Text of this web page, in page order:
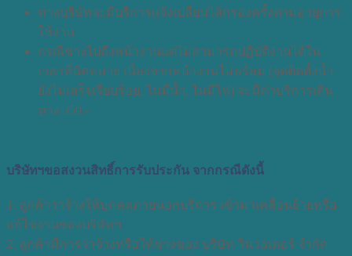
ทางบริษัทจะมีบริการแจ้งเปลี่ยนไส้กรองครั้งตามอายุการ
ใช้งาน
กรณีช่างไปถึงหน้างานแต่ไม่สามารถปฏิบัติงานได้ใน
เวลาที่นัดหมาย เนื่องจากหน้างานไม่พร้อม (จุดติดตั้งน้ำ
ยังไม่เสร็จเรียบร้อย, ไม่มีน้ำ, ไม่มีไฟ) จะมีค่าบริการเดิน
ทาง 350.-
บริษัทฯขอสงวนสิทธิ์การรับประกัน จากกรณีดังนี้
1. ลูกค้าว่าจ้างให้บุคคลภายนอกบริการ เข้ามาเคลื่อนย้ายหรือ
แก้ไขงานของบริษัทฯ
2. ลูกค้ามีการว่าจ้างหรือให้ช่างของ บริษัท วินวอเตอร์ จำกัด